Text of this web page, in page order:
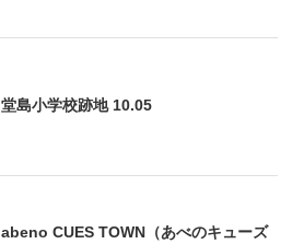
堂島小学校跡地 10.05
abeno CUES TOWN（あべのキューズ